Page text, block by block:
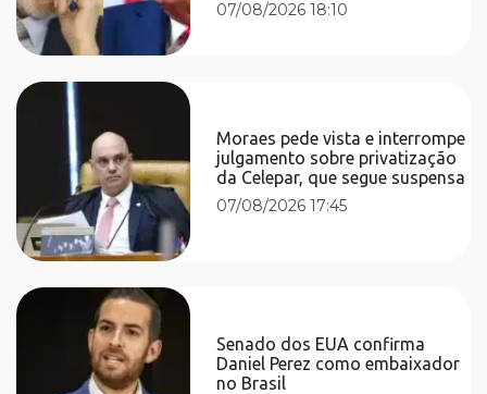
07/08/2026 18:10
Moraes pede vista e interrompe
julgamento sobre privatização
da Celepar, que segue suspensa
07/08/2026 17:45
Senado dos EUA confirma
Daniel Perez como embaixador
no Brasil